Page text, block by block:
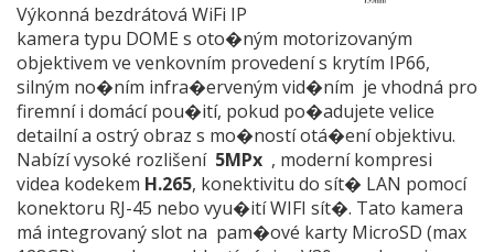
Výkonná bezdrátová WiFi IP
kamera typu DOME s oto�ným motorizovaným
objektivem ve venkovním provedení s krytím IP66,
silným no�ním infra�erveným vid�ním je vhodná pro
firemní i domácí pou�ití, pokud po�adujete velice
detailní a ostrý obraz s mo�ností otá�ení objektivu.
Nabízí vysoké rozlišení 5MPx , moderní kompresi
videa kodekem H.265, konektivitu do sít� LAN pomocí
konektoru RJ-45 nebo vyu�ití WIFI sít�. Tato kamera
má integrovaný slot na pam�ové karty MicroSD (max